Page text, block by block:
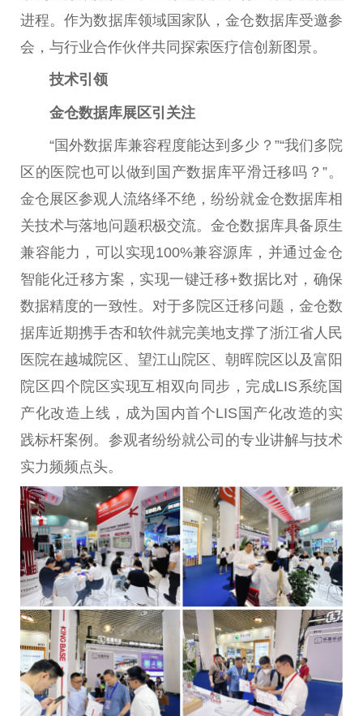
进程。作为数据库领域国家队，金仓数据库受邀参
会，与行业合作伙伴共同探索医疗信创新图景。
技术引领
金仓数据库展区引关注
“国外数据库兼容程度能达到多少？”“我们多院
区的医院也可以做到国产数据库平滑迁移吗？”。
金仓展区参观人流络绎不绝，纷纷就金仓数据库相
关技术与落地问题积极交流。金仓数据库具备原生
兼容能力，可以实现100%兼容源库，并通过金仓
智能化迁移方案，实现一键迁移+数据比对，确保
数据精度的一致性。对于多院区迁移问题，金仓数
据库近期携手杏和软件就完美地支撑了浙江省人民
医院在越城院区、望江山院区、朝晖院区以及富阳
院区四个院区实现互相双向同步，完成LIS系统国
产化改造上线，成为国内首个LIS国产化改造的实
践标杆案例。参观者纷纷就公司的专业讲解与技术
实力频频点头。